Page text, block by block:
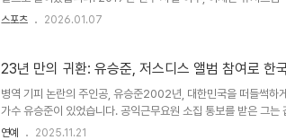
을 시작합니다. 그의 컴백은 단순히 코치 영입을 넘어, 팬들에게
뷔부터 히어로즈와의 인연유재신 코치는 2006년 신인 드래프트
로 활약하며 팀의 중요한 일원으로서 기여했습니다. 그의 헌신적
인상을 남..
스포츠 2026.01.07
23년 만의 귀환: 유승준, 저스디스 앨범 참여로 한
병역 기피 논란의 주인공, 유승준2002년, 대한민국을 떠들썩하
가수 유승준이 있었습니다. 공익근무요원 소집 통보를 받은 그는
취득하며 병역 기피 논란에 휩싸였고, 그 결과 한국 입국이 금지되
연예 2025.11.21